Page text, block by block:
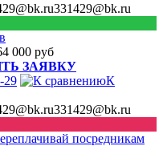
331429@bk.ru
000 руб
ЗАЯВКУ
29
К
331429@bk.ru